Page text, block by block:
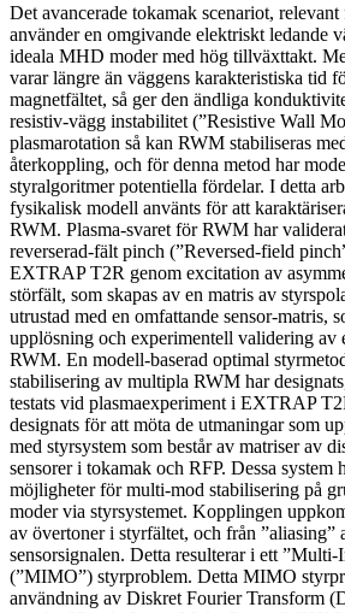
Det avancerade tokamak scenariot,
använder en omgivande elektriskt ledande
ideala MHD moder med hög tillväxttakt.
varar längre än väggens karakteristiska tid
magnetfältet, så ger den ändliga
resistiv-vägg instabilitet (”Resistive Wall
plasmarotation så kan RWM stabiliseras
återkoppling, och för denna metod har
styralgoritmer potentiella fördelar. I detta
fysikalisk modell använts för att
RWM. Plasma-svaret för RWM har
reverserad-fält pinch (”Reversed-field
EXTRAP T2R genom excitation av
störfält, som skapas av en matris av
utrustad med en omfattande sensor-matris,
upplösning och experimentell validering av
RWM. En modell-baserad optimal
stabilisering av multipla RWM har
testats vid plasmaexperiment i EXTRAP
designats för att möta de utmaningar som
med styrsystem som består av matriser av
sensorer i tokamak och RFP. Dessa system
möjligheter för multi-mod stabilisering på
moder via styrsystemet. Kopplingen
av övertoner i styrfältet, och från ”aliasing”
sensorsignalen. Detta resulterar i ett
(”MIMO”) styrproblem. Detta MIMO
användning av Diskret Fourier Transform